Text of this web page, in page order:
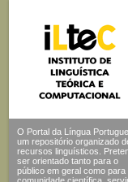
O Portal da Língua
um repositório organizado
recursos linguísticos.
ser orientado tanto para o
público em geral como para